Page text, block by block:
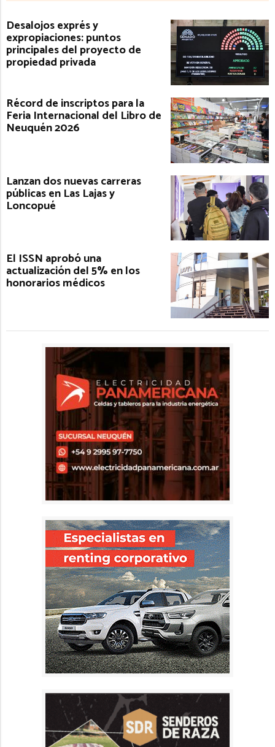
Desalojos exprés y
expropiaciones: puntos
principales del proyecto de
propiedad privada
Récord de inscriptos para la
Feria Internacional del Libro de
Neuquén 2026
Lanzan dos nuevas carreras
públicas en Las Lajas y
Loncopué
El ISSN aprobó una
actualización del 5% en los
honorarios médicos